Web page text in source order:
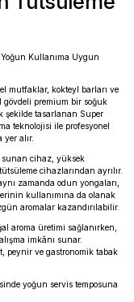
Kullanıma Uygun
mutfaklar, kokteyl barları ve
gövdeli premium bir soğuk
şekilde tasarlanan Super
teknolojisi ile profesyonel
yer alır.
sunan cihaz, yüksek
cihazlarından ayrılır.
zamanda odun yongaları,
kullanımına da olanak
aromalar kazandırılabilir.
aroma üretimi sağlanırken,
imkânı sunar.
peynir ve gastronomik tabak
yoğun servis temposuna